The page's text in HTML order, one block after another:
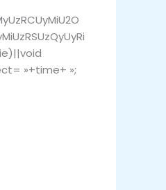
»+time+ »;